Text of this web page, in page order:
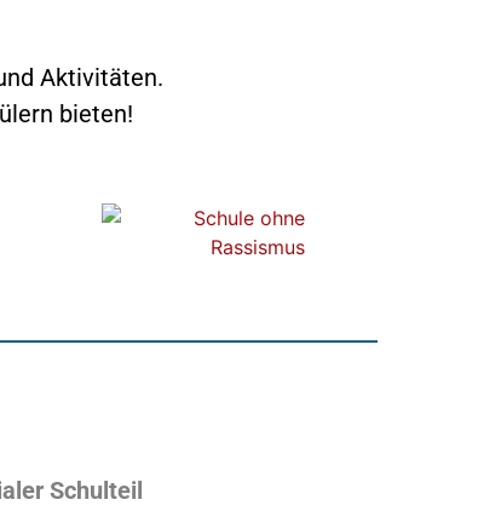
Aktivitäten.
bieten!
Schulteil